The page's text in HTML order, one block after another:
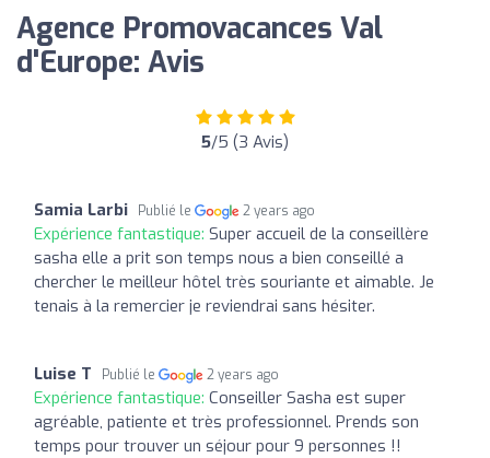
Agence Promovacances Val
d'Europe: Avis
5/5 (3 Avis)
Samia Larbi Publié le 2 years ago
Expérience fantastique: Super accueil de la conseillère
sasha elle a prit son temps nous a bien conseillé a
chercher le meilleur hôtel très souriante et aimable. Je
tenais à la remercier je reviendrai sans hésiter.
Luise T Publié le 2 years ago
Expérience fantastique: Conseiller Sasha est super
agréable, patiente et très professionnel. Prends son
temps pour trouver un séjour pour 9 personnes !!